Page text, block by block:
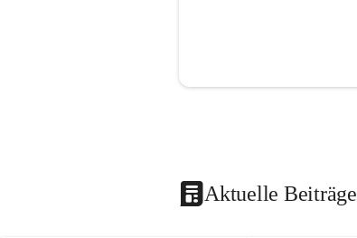
Aktuelle Beiträge